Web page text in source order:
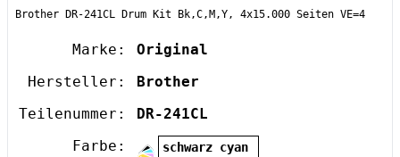
Brother DR-241CL Drum Kit Bk,C,M,Y, 4x15.000 Seiten VE=4
Marke:
Original
Hersteller:
Brother
Teilenummer:
DR-241CL
Farbe:
schwarz cyan